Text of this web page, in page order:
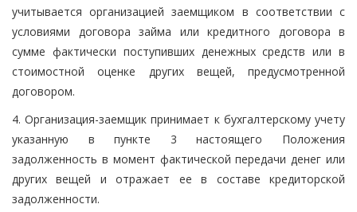
учитывается организацией заемщиком в соответствии с
условиями договора займа или кредитного договора в
сумме фактически поступивших денежных средств или в
стоимостной оценке других вещей, предусмотренной
договором.
4. Организация-заемщик принимает к бухгалтерскому учету
указанную в пункте 3 настоящего Положения
задолженность в момент фактической передачи денег или
других вещей и отражает ее в составе кредиторской
задолженности.